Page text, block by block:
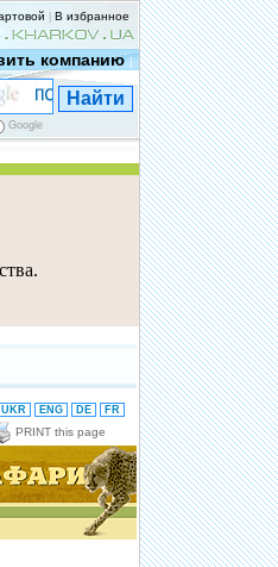
В избранное
компанию|
Google
UKR ENG DE
FR
PRINT this page